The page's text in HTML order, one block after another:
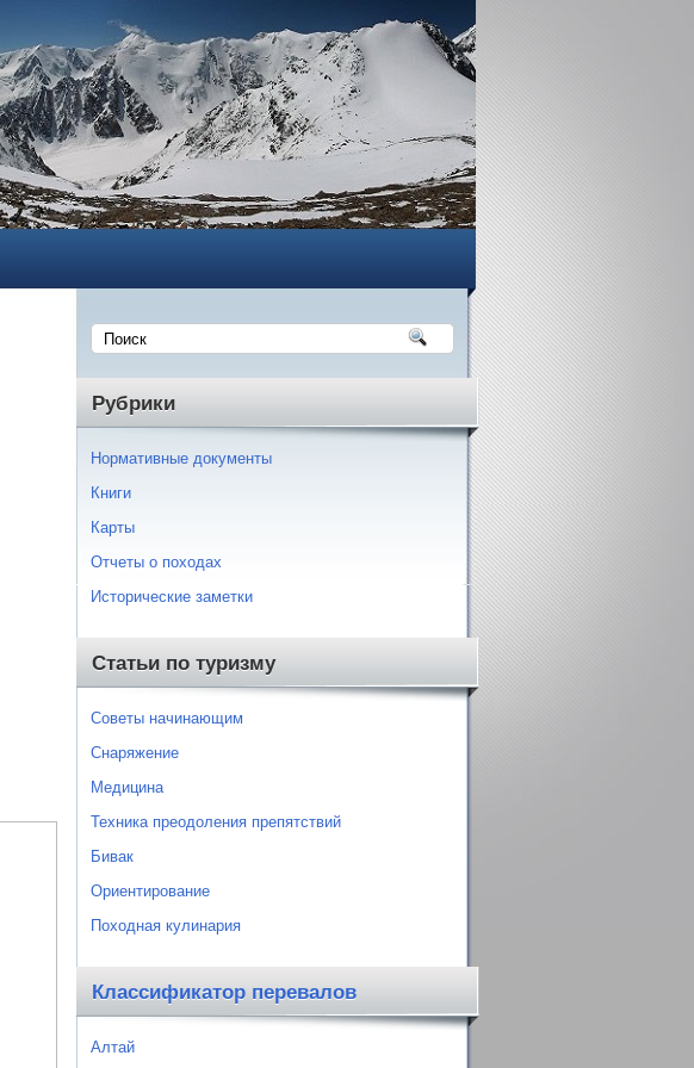
Рубрики
Нормативные документы
Книги
Карты
Отчеты о походах
Исторические заметки
Статьи по туризму
Советы начинающим
Снаряжение
Медицина
Техника преодоления препятствий
Бивак
Ориентирование
Походная кулинария
Классификатор перевалов
Алтай